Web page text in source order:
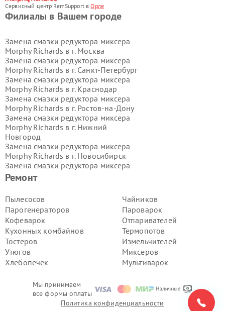
Сервисный центр RemSupport вОрле
Мы принимаем
все формы оплаты
Ремонт
Пылесосов
Парогенераторов
Кофеварок
Кухонных комбайнов
Тостеров
Утюгов
Хлебопечек
Чайников
Пароварок
Отпаривателей
Термопотов
Измельчителей
Миксеров
Мультиварок
Филиалы в Вашем городе
Замена смазки редуктора миксера
Morphy Richards в г. Москва
Замена смазки редуктора миксера
Morphy Richards в г. Санкт-Петербург
Замена смазки редуктора миксера
Morphy Richards в г. Краснодар
Замена смазки редуктора миксера
Morphy Richards в г. Ростов-на-Дону
Замена смазки редуктора миксера
Morphy Richards в г. Нижний
Новгород
Замена смазки редуктора миксера
Morphy Richards в г. Новосибирск
Замена смазки редуктора миксера
Morphy Richards в г.
Замена смазки редуктора миксера
Замена смазки редуктора миксера
Morphy Richards в г.
Замена смазки редуктора миксера
Morphy Richards в г.Волгоград
Замена смазки редуктора миксера
Morphy Richards в г.
Замена смазки редуктора миксера
Замена смазки редуктора миксера
Morphy Richards в г.Красноярск
Замена смазки редуктора миксера
Morphy Richards в г.Ижевск
Политика конфиденциальности